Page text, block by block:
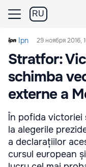
RU
Ipn 29 ноября 2016,
Stratfor:
schimba
externe a
În pofida victoriei
la alegerile
a declarațiilor
cursul european